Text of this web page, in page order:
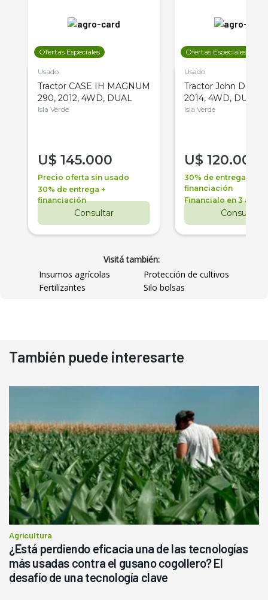
Ofertas Especiales
Usado
Tractor CASE IH MAGNUM
290, 2012, 4WD, DUAL
Isla Verde
U$ 145.000
Precio oferta sin usado
30% de entrega +
financiación
Consultar
Ofertas Especiales
Usado
Tractor John Deere
2014, 4WD, DUAL
Isla Verde
U$ 120.000
30% de entrega +
financiación
Financialo en 3 años
Consultar
Visitá también:
Insumos agrícolas
Protección de cultivos
Fertilizantes
Silo bolsas
También puede interesarte
Agricultura
¿Está perdiendo eficacia una de las tecnologías
más usadas contra el gusano cogollero? El
desafío de una tecnología clave